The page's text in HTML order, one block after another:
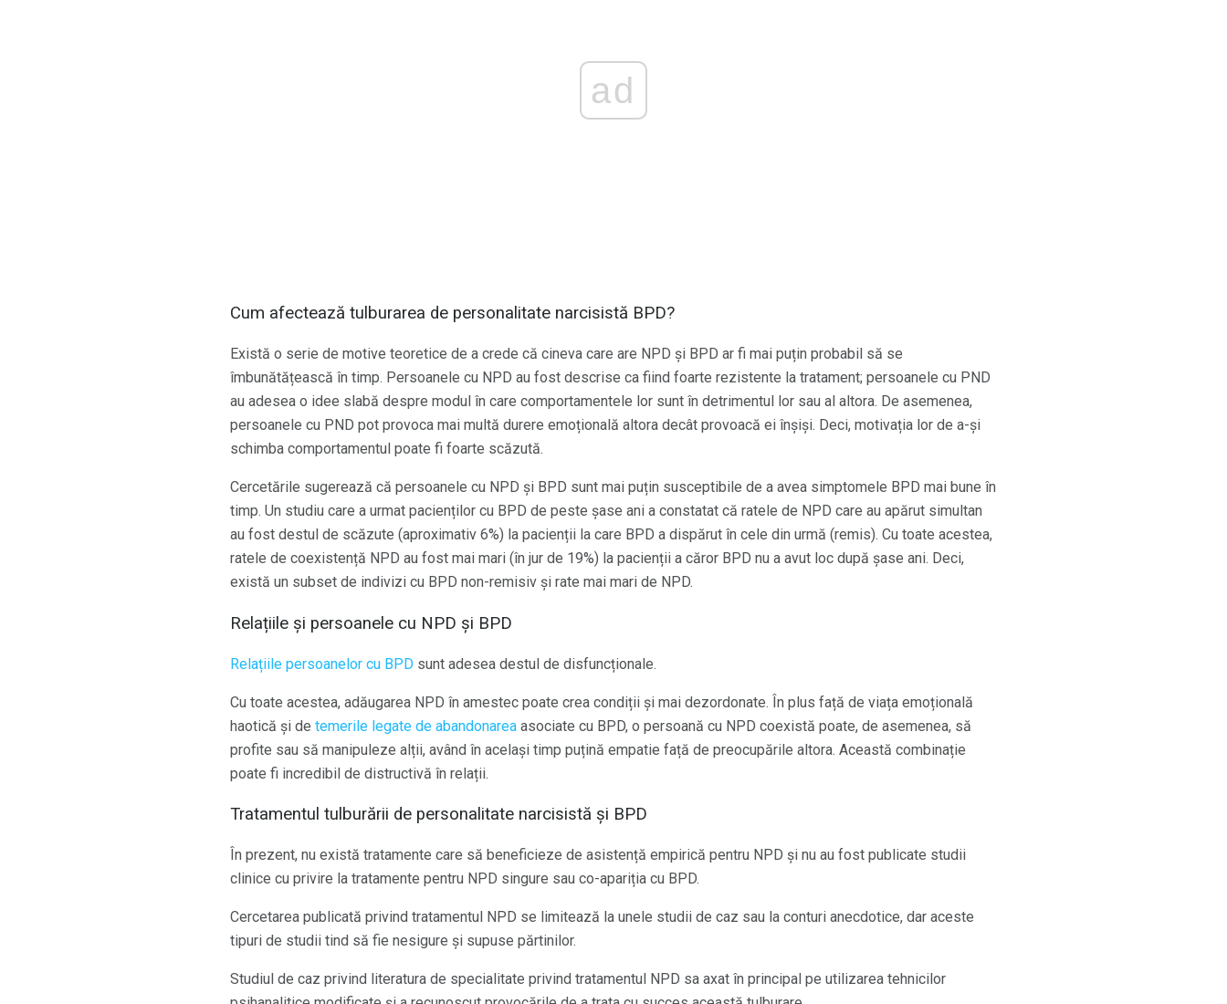
ad
Cum afectează tulburarea de personalitate narcisistă BPD?
Există o serie de motive teoretice de a crede că cineva care are NPD și BPD ar fi mai puțin probabil să se
îmbunătățească în timp. Persoanele cu NPD au fost descrise ca fiind foarte rezistente la tratament; persoanele cu PND
au adesea o idee slabă despre modul în care comportamentele lor sunt în detrimentul lor sau al altora. De asemenea,
persoanele cu PND pot provoca mai multă durere emoțională altora decât provoacă ei înșiși. Deci, motivația lor de a-și
schimba comportamentul poate fi foarte scăzută.
Cercetările sugerează că persoanele cu NPD și BPD sunt mai puțin susceptibile de a avea simptomele BPD mai bune în
timp. Un studiu care a urmat pacienților cu BPD de peste șase ani a constatat că ratele de NPD care au apărut simultan
au fost destul de scăzute (aproximativ 6%) la pacienții la care BPD a dispărut în cele din urmă (remis). Cu toate acestea,
ratele de coexistență NPD au fost mai mari (în jur de 19%) la pacienții a căror BPD nu a avut loc după șase ani. Deci,
există un subset de indivizi cu BPD non-remisiv și rate mai mari de NPD.
Relațiile și persoanele cu NPD și BPD
Relațiile persoanelor cu BPD sunt adesea destul de disfuncționale.
Cu toate acestea, adăugarea NPD în amestec poate crea condiții și mai dezordonate. În plus față de viața emoțională
haotică și de temerile legate de abandonarea asociate cu BPD, o persoană cu NPD coexistă poate, de asemenea, să
profite sau să manipuleze alții, având în același timp puțină empatie față de preocupările altora. Această combinație
poate fi incredibil de distructivă în relații.
Tratamentul tulburării de personalitate narcisistă și BPD
În prezent, nu există tratamente care să beneficieze de asistență empirică pentru NPD și nu au fost publicate studii
clinice cu privire la tratamente pentru NPD singure sau co-apariția cu BPD.
Cercetarea publicată privind tratamentul NPD se limitează la unele studii de caz sau la conturi anecdotice, dar aceste
tipuri de studii tind să fie nesigure și supuse părtinilor.
Studiul de caz privind literatura de specialitate privind tratamentul NPD sa axat în principal pe utilizarea tehnicilor